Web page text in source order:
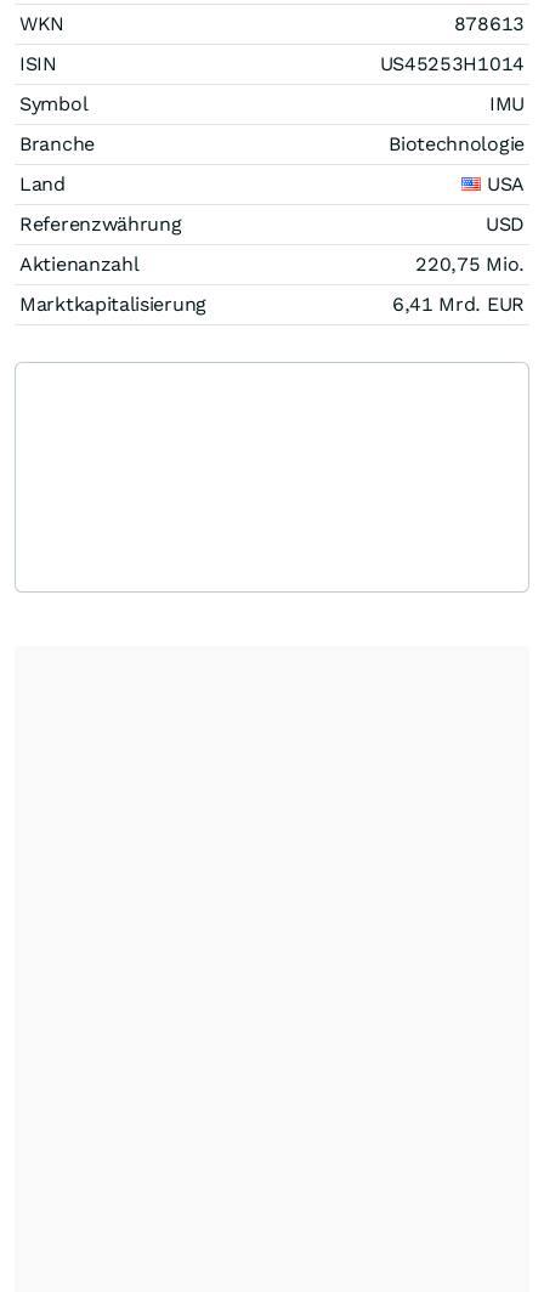
WKN
878613
ISIN
US45253H1014
Symbol
IMU
Branche
Biotechnologie
Land
USA
Referenzwährung
USD
Aktienanzahl
220,75 Mio.
Marktkapitalisierung
6,41 Mrd. EUR